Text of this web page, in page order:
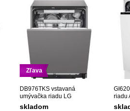
Zľava
DB976TKS vstavaná
umývačka riadu LG
skladom
riadu